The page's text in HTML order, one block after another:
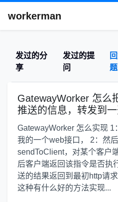
workerman
发过的分
享
发过的提
问
题
GatewayWorker 怎么
推送的信息，转发到
GatewayWorker 怎么实现 1
我的一个web接口， 2：然
sendToClient，对某个客户
后客户端返回该指令是否执
送的结果返回到最初http请
这种有什么好的方法实现...